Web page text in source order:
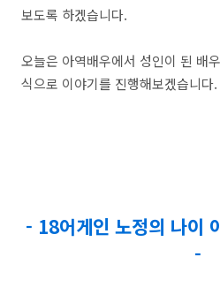
보도록 하겠습니다.
오늘은 아역배우에서 성인이 된 배
식으로 이야기를 진행해보겠습니다.
- 18어게인 노정의 나이
-